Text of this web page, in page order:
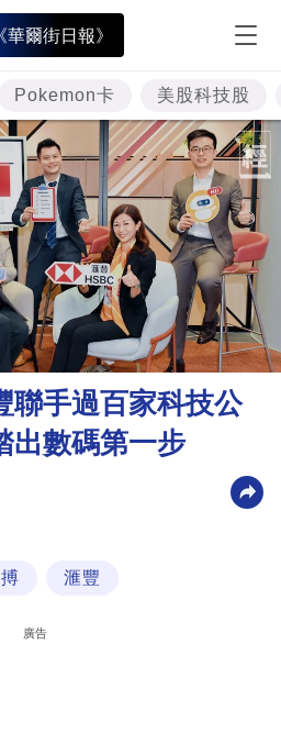
華爾街日報》
Pokemon卡 美股科技股
聯手過百家科技公
出數碼第一步
滙豐
廣告